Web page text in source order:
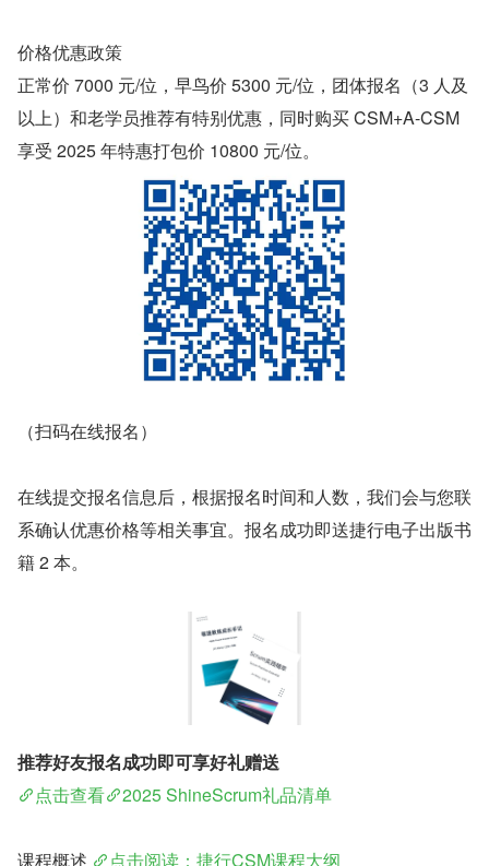
价格优惠政策
正常价 7000 元/位，早鸟价 5300 元/位，团体报名（3 人及
以上）和老学员推荐有特别优惠，同时购买 CSM+A-CSM
享受 2025 年特惠打包价 10800 元/位。
（扫码在线报名）
在线提交报名信息后，根据报名时间和人数，我们会与您联
系确认优惠价格等相关事宜。报名成功即送捷行电子出版书
籍 2 本。
推荐好友报名成功即可享好礼赠送
点击查看
2025 ShineScrum礼品清单
课程概述 点击阅读：捷行CSM课程大纲